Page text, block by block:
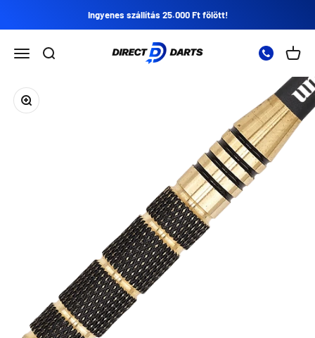
Ingyenes szállítás 25.000 Ft fölött!
Nyissa meg a navigációs menüt
Nyissa meg a keresést
Direct Darts
Zoomolás